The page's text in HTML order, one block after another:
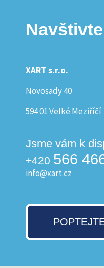
XART s.r.o.
Novosady 40
594 01 Velké Meziříčí
Jsme vám k
+420 566
info@xart.cz